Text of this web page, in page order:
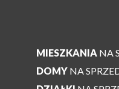
MIESZKANIA NA
DOMY NA